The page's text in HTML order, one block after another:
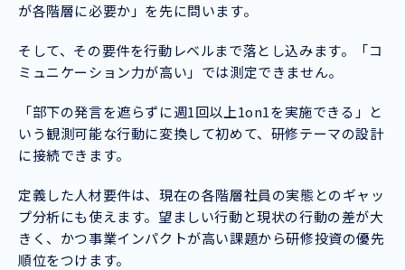
が各階層に必要か」を先に問います。
そして、その要件を行動レベルまで落とし込みます。「コ
ミュニケーション力が高い」では測定できません。
「部下の発言を遮らずに週1回以上1on1を実施できる」と
いう観測可能な行動に変換して初めて、研修テーマの設計
に接続できます。
定義した人材要件は、現在の各階層社員の実態とのギャッ
プ分析にも使えます。望ましい行動と現状の行動の差が大
きく、かつ事業インパクトが高い課題から研修投資の優先
順位をつけます。